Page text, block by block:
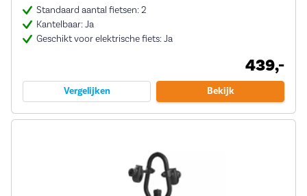
Standaard aantal fietsen: 2
Kantelbaar: Ja
Geschikt voor elektrische fiets: Ja
439,-
Vergelijken Bekijk